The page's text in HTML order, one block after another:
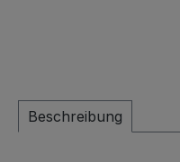
Beschreibung